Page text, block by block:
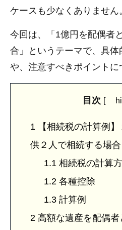
ケースも少なくありません
今回は、「1億円を配偶者
合」というテーマで、具
や、注意すべきポイントに
目次 [
1 【相続税の計算例
供２人で相続する場合
1.1 相続税の計算
1.2 各種控除
1.3 計算例
2 高額な遺産を配偶